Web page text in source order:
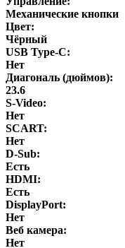
Механические кнопки
Цвет:
Чёрный
USB Type-C:
Нет
Диагональ (дюймов):
23.6
S-Video:
Нет
SCART:
Нет
D-Sub:
Есть
HDMI:
Есть
DisplayPort:
Нет
Веб камера:
Нет